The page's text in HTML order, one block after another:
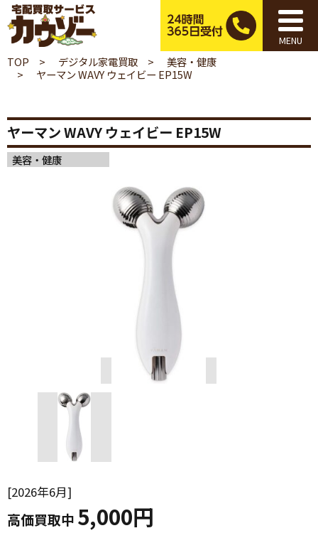
MENU
TOP デジタル家電買取
美容・健康
ヤーマン WAVY ウェイビー EP15W
ヤーマン WAVY ウェイビー EP15W
美容・健康
2026年6月
高価買取中 5,000円